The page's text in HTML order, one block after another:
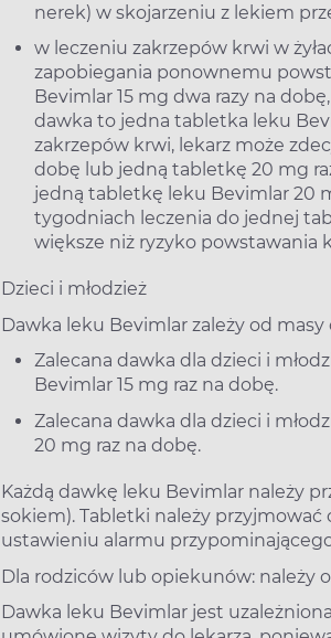
nerek) w skojarzeniu z lekiem
w leczeniu zakrzepów krwi w
zapobiegania ponownemu
Bevimlar 15 mg dwa razy na
dawka to jedna tabletka leku
zakrzepów krwi, lekarz może
dobę lub jedną tabletkę 20 mg
jedną tabletkę leku Bevimlar 20
tygodniach leczenia do jednej
większe niż ryzyko powstawania
Dzieci i młodzież
Dawka leku Bevimlar zależy od masy
Zalecana dawka dla dzieci i
Bevimlar 15 mg raz na dobę.
Zalecana dawka dla dzieci i
20 mg raz na dobę.
Każdą dawkę leku Bevimlar należy
sokiem). Tabletki należy
ustawieniu alarmu
Dla rodziców lub opiekunów: należy
Dawka leku Bevimlar jest